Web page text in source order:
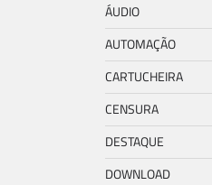
ÁUDIO
AUTOMAÇÃO
CARTUCHEIRA
CENSURA
DESTAQUE
DOWNLOAD